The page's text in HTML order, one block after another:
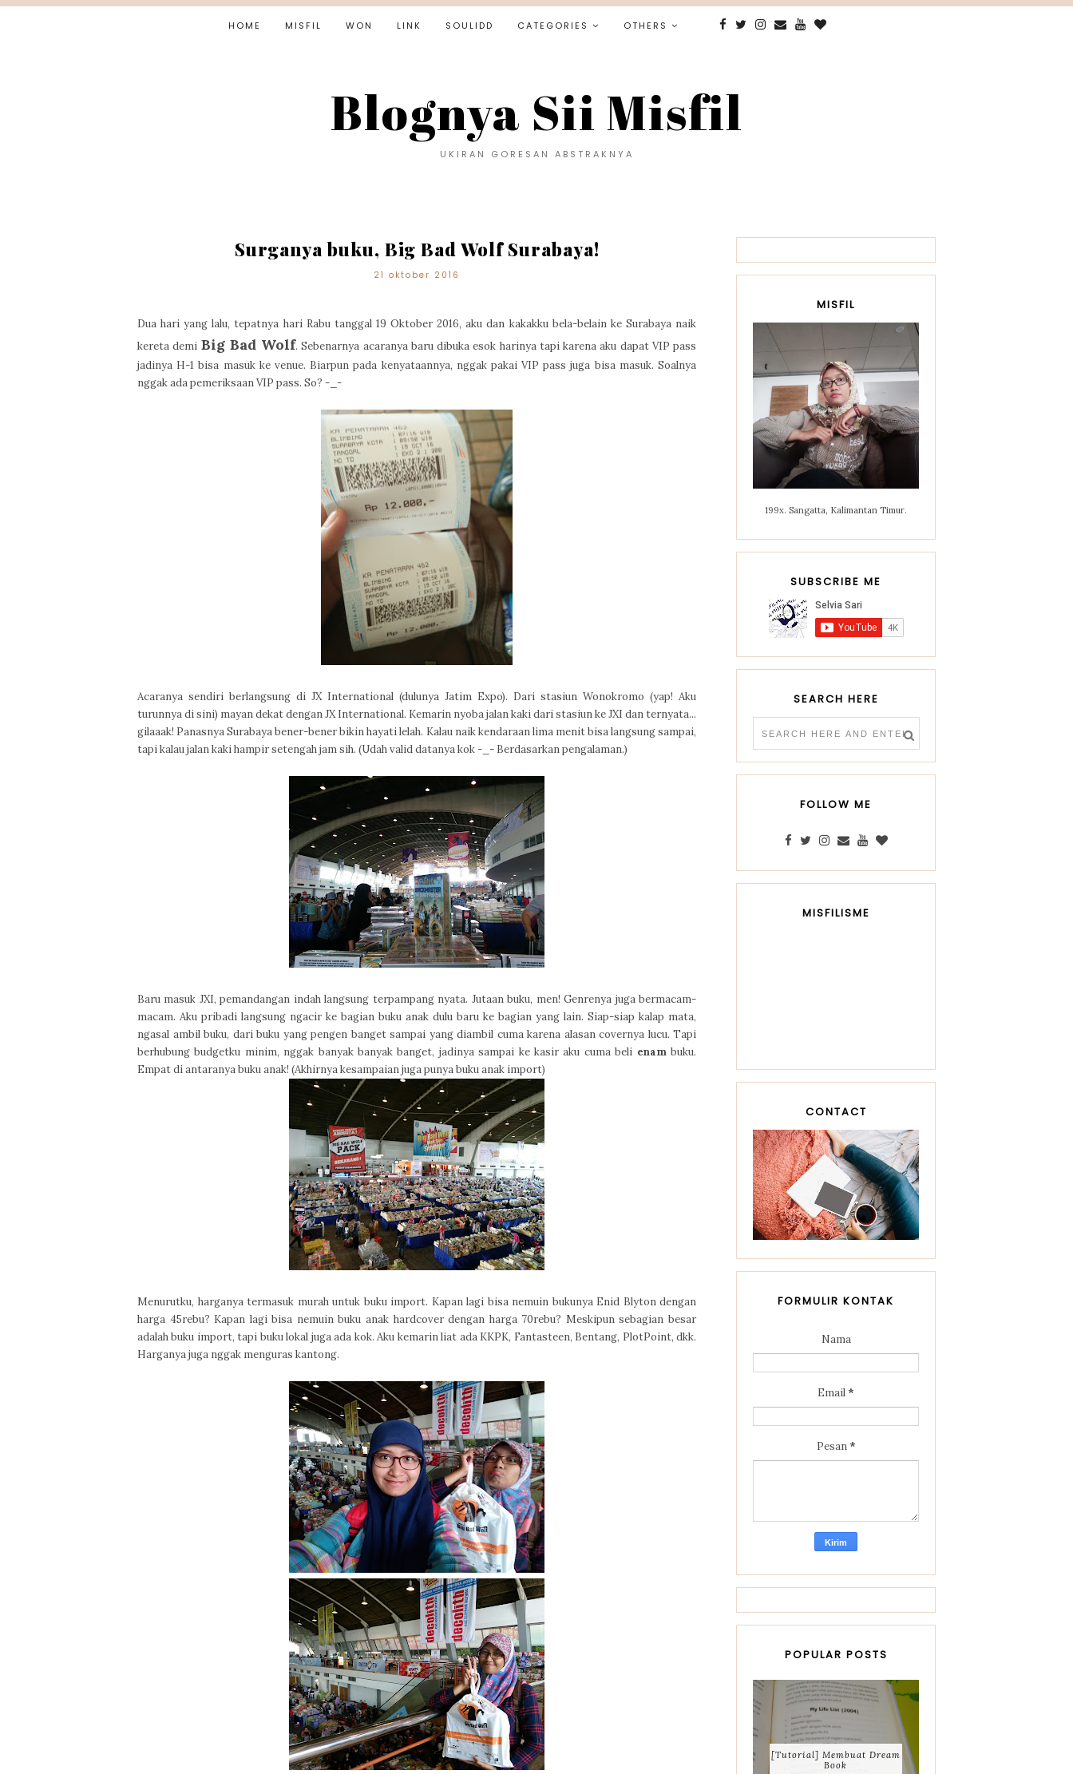
HOME MISFIL WON LINK SOULIDD CATEGORIES OTHERS
Blognya Sii Misfil
UKIRAN GORESAN ABSTRAKNYA
Surganya buku, Big Bad Wolf Surabaya!
21 oktober 2016
Dua hari yang lalu, tepatnya hari Rabu tanggal 19 Oktober 2016, aku dan kakakku bela-belain ke Surabaya naik
kereta demi Big Bad Wolf. Sebenarnya acaranya baru dibuka esok harinya tapi karena aku dapat VIP pass
jadinya H-1 bisa masuk ke venue. Biarpun pada kenyataannya, nggak pakai VIP pass juga bisa masuk. Soalnya
nggak ada pemeriksaan VIP pass. So? -_-
Acaranya sendiri berlangsung di JX International (dulunya Jatim Expo). Dari stasiun Wonokromo (yap! Aku
turunnya di sini) mayan dekat dengan JX International. Kemarin nyoba jalan kaki dari stasiun ke JXI dan ternyata...
gilaaak! Panasnya Surabaya bener-bener bikin hayati lelah. Kalau naik kendaraan lima menit bisa langsung sampai,
tapi kalau jalan kaki hampir setengah jam sih. (Udah valid datanya kok -_- Berdasarkan pengalaman.)
Baru masuk JXI, pemandangan indah langsung terpampang nyata. Jutaan buku, men! Genrenya juga bermacam-
macam. Aku pribadi langsung ngacir ke bagian buku anak dulu baru ke bagian yang lain. Siap-siap kalap mata,
ngasal ambil buku, dari buku yang pengen banget sampai yang diambil cuma karena alasan covernya lucu. Tapi
berhubung budgetku minim, nggak banyak banyak banget, jadinya sampai ke kasir aku cuma beli enambuku.
Empat di antaranya buku anak! (Akhirnya kesampaian juga punya buku anak import)
Menurutku, harganya termasuk murah untuk buku import. Kapan lagi bisa nemuin bukunya Enid Blyton dengan
harga 45rebu? Kapan lagi bisa nemuin buku anak hardcover dengan harga 70rebu? Meskipun sebagian besar
adalah buku import, tapi buku lokal juga ada kok. Aku kemarin liat ada KKPK, Fantasteen, Bentang, PlotPoint, dkk.
Harganya juga nggak menguras kantong.
MISFIL
199x. Sangatta, Kalimantan Timur.
SUBSCRIBE ME
SEARCH HERE
FOLLOW ME
MISFILISME
CONTACT
FORMULIR KONTAK
Nama
Email *
Pesan *
POPULAR POSTS
[Tutorial] Membuat Dream
Book